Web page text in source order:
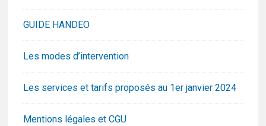
GUIDE HANDEO
Les modes d’intervention
Les services et tarifs proposés au 1er janvier 2024
Mentions légales et CGU